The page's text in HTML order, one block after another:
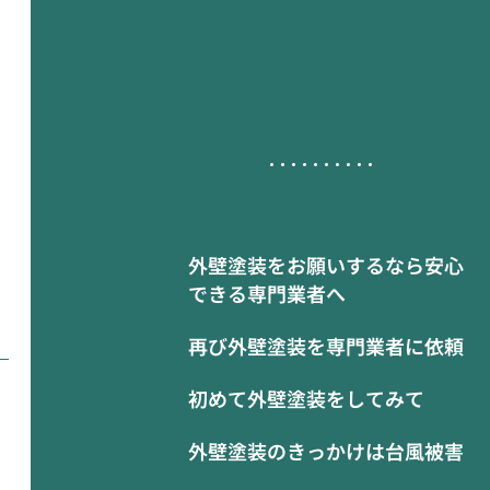
外壁塗装をお願いするなら安心
できる専門業者へ
再び外壁塗装を専門業者に依頼
初めて外壁塗装をしてみて
外壁塗装のきっかけは台風被害